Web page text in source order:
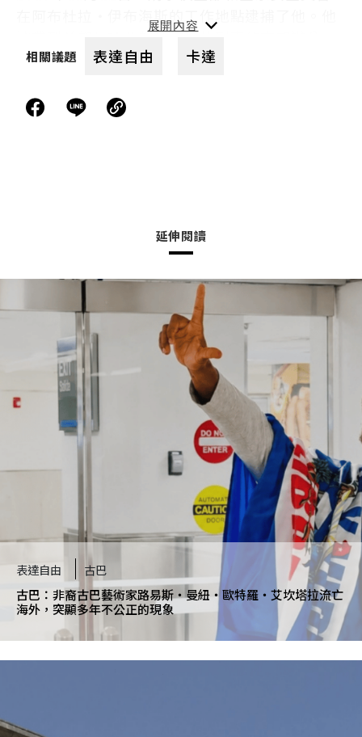
在阿布杜拉・伊布海斯的工作地點逮捕了他。他
被帶到首都杜哈北部杜海爾的刑事偵查部辦公
室，接受國家安全員警審問，即便他要求與律師
肢體暴力和家人的安全威脅他簽署事先已經為他
簽署同一份自白。他被控盜用公款、賄賂、串通
行賄，以及對最高委員會造成傷害。
他在2019年12月21日得到保釋。2021年4月29
日，一審法庭將他定罪，判處有期徒刑5年與罰金
15萬卡達里亞爾（約為新臺幣114萬8606元）。
2021年11月15日，他在等待上訴審判開始時再
次被捕。為了抗議自己遭受拘留，他立即開始長
達30天的絕食抗議，因此瘦了20公斤。2021年
12月15日，卡達上訴法庭維持原判決，但將他的
刑期由5年減為3年。他目前正在向最高法院提出
上訴。他現在仍被關押在杜哈中央監獄。
阿布杜拉・伊布海斯告訴法官，這份「自白書」
是透過暴力威脅取得，因此他的審判並不公平。
一審法庭和上訴法庭皆未能調查他提出的逼供指
控，反而接受這個對他不利的證據，以此判定他
有罪。
我呼籲您撤銷阿布杜拉・伊布海斯的判決，並立
即釋放他。而他遭到逼供的指控，也必須進行獨
相關議題 表達自由 卡達
延伸閱讀
表達自由 古巴
古巴：非裔古巴藝術家路易斯・曼紐・歐特羅・艾坎塔拉流亡
海外，突顯多年不公正的現象